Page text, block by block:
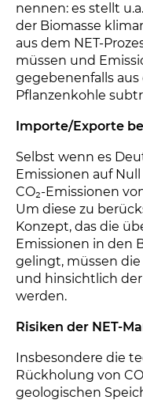
nennen: es stellt
der Biomasse
aus dem NET-
müssen und
gegebenenfalls
Pflanzenkohle
Importe/Exporte
Selbst wenn es
Emissionen auf
CO₂-Emissionen
Um diese zu
Konzept, das die
Emissionen in den
gelingt, müssen
und hinsichtlich
werden.
Risiken der NET-
Insbesondere die
Rückholung von
geologischen